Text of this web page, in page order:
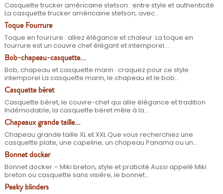
Casquette trucker américaine stetson : entre style et authenticité
La casquette trucker américaine stetson, avec...
Toque Fourrure
Toque en fourrure : alliez élégance et chaleur La toque en
fourrure est un couvre chef élégant et intemporel....
Bob-chapeau-casquette...
Bob, chapeau et casquette marin : craquez pour ce style
intemporel La casquette marin, le chapeau et le bob...
Casquette béret
Casquette béret, le couvre-chef qui allie élégance et tradition
Indémodable, la casquette béret mêle à la...
Chapeaux grande taille...
Chapeau grande taille XL et XXL Que vous recherchiez une
casquette plate, une capeline, un chapeau Panama ou un...
Bonnet docker
Bonnet docker – Miki breton, style et praticité Aussi appelé Miki
breton ou casquette sans visière, le bonnet...
Peaky blinders